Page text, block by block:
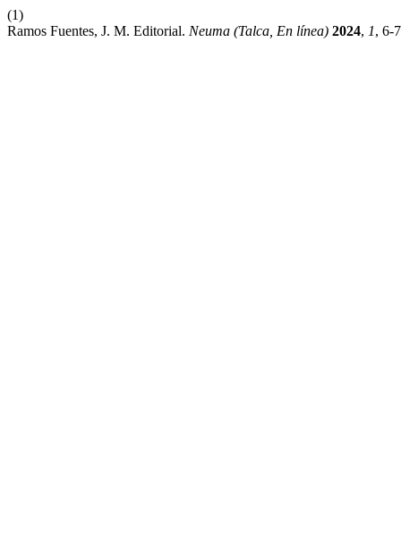
(1)
Ramos Fuentes, J. M. Editorial. Neuma (Talca, En línea) 2024, 1, 6-